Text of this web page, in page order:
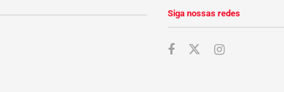
Siga nossas redes